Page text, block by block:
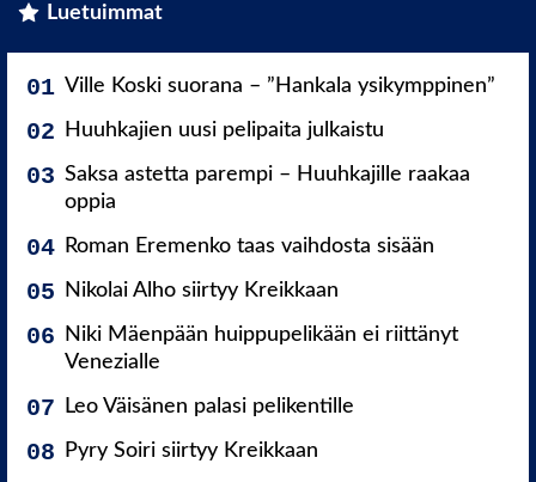
Luetuimmat
Ville Koski suorana – ”Hankala ysikymppinen”
Huuhkajien uusi pelipaita julkaistu
Saksa astetta parempi – Huuhkajille raakaa
oppia
Roman Eremenko taas vaihdosta sisään
Nikolai Alho siirtyy Kreikkaan
Niki Mäenpään huippupelikään ei riittänyt
Venezialle
Leo Väisänen palasi pelikentille
Pyry Soiri siirtyy Kreikkaan